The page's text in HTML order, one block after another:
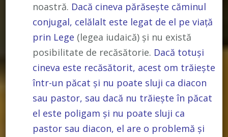
noastră. Dacă cineva părăsește căminul
conjugal, celălalt este legat de el pe viață
prin Lege (legea iudaică) și nu există
posibilitate de recăsătorie. Dacă totuși
cineva este recăsătorit, acest om trăiește
într-un păcat și nu poate sluji ca diacon
sau pastor, sau dacă nu trăiește în păcat
el este poligam și nu poate sluji ca
pastor sau diacon, el are o problemă și